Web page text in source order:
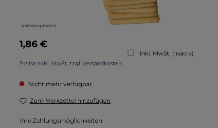
Abbildung ähnlich
Regulärer Preis:
1,86 €
inkl. MwSt. (inaktiv)
Preise exkl. MwSt. zzgl. Versandkosten
Nicht mehr verfügbar
Zum Merkzettel hinzufügen
Ihre Zahlungsmöglichkeiten